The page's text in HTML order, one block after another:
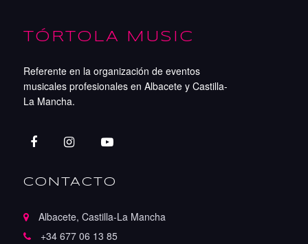
TÓRTOLA MUSIC
Referente en la organización de eventos
musicales profesionales en Albacete y Castilla-
La Mancha.
CONTACTO
Albacete, Castilla-La Mancha
+34 677 06 13 85